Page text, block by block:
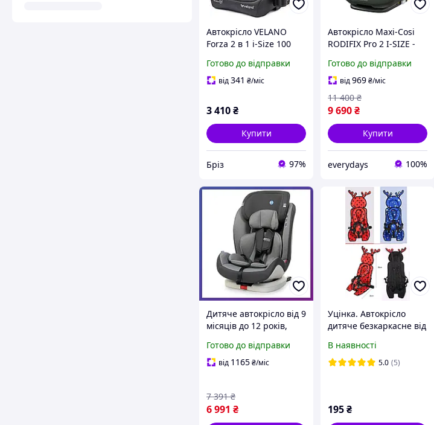
Автокрісло VELANO
Forza 2 в 1 i-Size 100
Готово до відправки
від341 ₴/міс
3 410₴
Купити
Бріз 97%
Автокрісло Maxi-Cosi
RODIFIX Pro 2 I-SIZE -
(8800490110) Нове!
Готово до відправки
від969₴/міс
9 690₴
11 400 ₴
Купити
everydays 100%
Дитяче автокрісло від 9
місяців до 12 років,
Camino ME 1080 із
системою Isofix сіре
Готово до відправки
від 1165₴/міс
6 991 ₴
7 391 ₴
Уцінка. Автокрісло
дитяче безкаркасне від
В наявності
5.0 (5)
195₴